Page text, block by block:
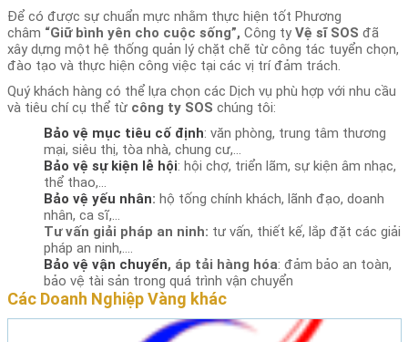
Để có được sự chuẩn mực nhằm thực hiện tốt Phương
châm “Giữ bình yên cho cuộc sống”, Công ty Vệ sĩSOS đã
xây dựng một hệ thống quản lý chặt chẽ từ công tác tuyển chọn,
đào tạo và thực hiện công việc tại các vị trí đảm trách.
Quý khách hàng có thể lựa chọn các Dịch vụ phù hợp với nhu cầu
và tiêu chí cụ thể từ công ty SOS chúng tôi:
Bảo vệ mục tiêu cố định: văn phòng, trung tâm thương
mại, siêu thị, tòa nhà, chung cư,…
Bảo vệ sựkiện lễ hội: hội chợ, triển lãm, sự kiện âm nhạc,
thể thao,…
Bảo vệ yếu nhân: hộ tống chính khách, lãnh đạo, doanh
nhân, ca sĩ,…
Tưvấn giải pháp an ninh: tư vấn, thiết kế, lắp đặt các giải
pháp an ninh,….
Bảo vệ vận chuyển, áp tải hàng hóa: đảm bảo an toàn,
bảo vệ tài sản trong quá trình vận chuyển
Các Doanh Nghiệp Vàng khác